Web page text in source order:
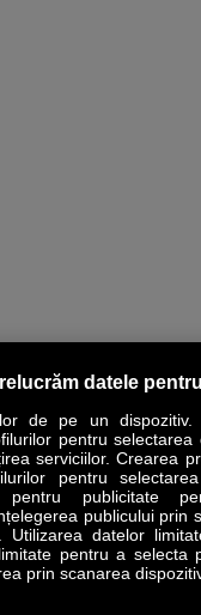
LIFESTYLE
Revista
datele
de pe un dispozitiv.
pentru selectarea
serviciilor. Crearea
pentru
publicitate
publicului prin
datelor
pentru a selecta
prin scanarea